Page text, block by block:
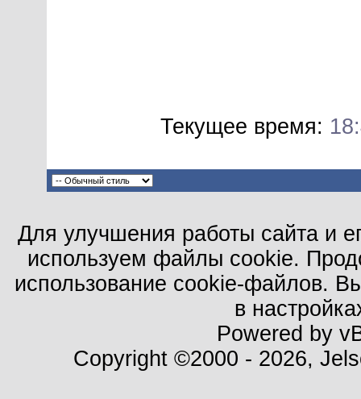
Текущее время:
Для улучшения работы сайта и
используем файлы cookie.
использование cookie-файлов.
в
Powered by
Copyright ©2000 - 2026,